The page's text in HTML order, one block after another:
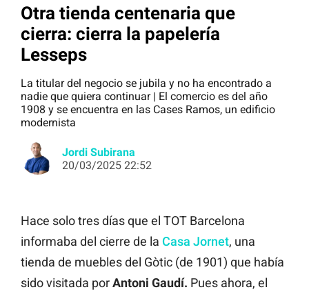
Otra tienda centenaria que
cierra: cierra la papelería
Lesseps
La titular del negocio se jubila y no ha encontrado a
nadie que quiera continuar | El comercio es del año
1908 y se encuentra en las Cases Ramos, un edificio
modernista
Jordi Subirana
20/03/2025 22:52
Hace solo tres días que el TOT Barcelona
informaba del cierre de la Casa Jornet, una
tienda de muebles del Gòtic (de 1901) que había
sido visitada porAntoni Gaudí. Pues ahora, el